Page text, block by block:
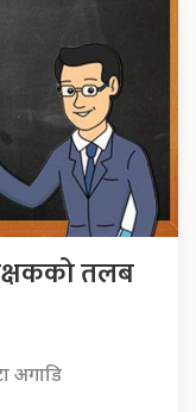
तलब
अगाडि